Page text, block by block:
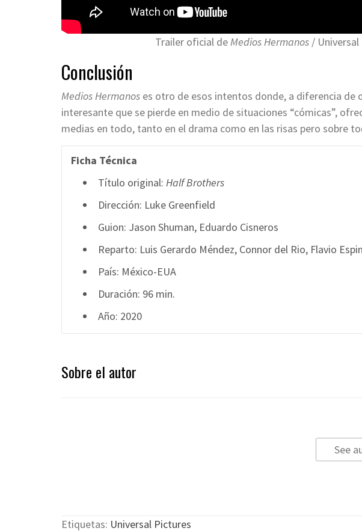
Trailer oficial deMedios Hermanos /
Conclusión
Medios Hermanos es otro de esos intentos donde, a diferencia de
interesante que se pierde en medio de situaciones “cómicas”,
medias en todo, tanto en el drama como en las risas pero sobre
Ficha Técnica
Título original: Half Brothers
Dirección: Luke Greenfield
Guion: Jason Shuman, Eduardo Cisneros
Reparto: Luis Gerardo Méndez, Connor del Rio, Flavio
País: México-EUA
Duración: 96 min.
Año: 2020
Sobre el autor
See
Etiquetas: Universal Pictures